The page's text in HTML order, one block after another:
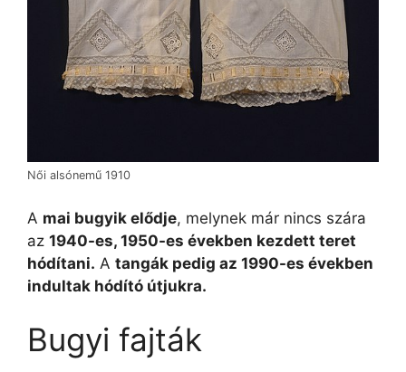
Női alsónemű 1910
A mai bugyik elődje, melynek már nincs szára
az 1940-es, 1950-es években kezdett teret
hódítani. A tangák pedig az 1990-es években
indultak hódító útjukra.
Bugyi fajták